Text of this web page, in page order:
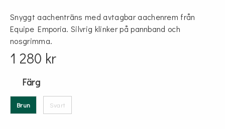
Snyggt aachenträns med avtagbar aachenrem från
Equipe Emporia. Silvrig klinker på pannband och
nosgrimma.
1 280 kr
Färg
Brun Svart